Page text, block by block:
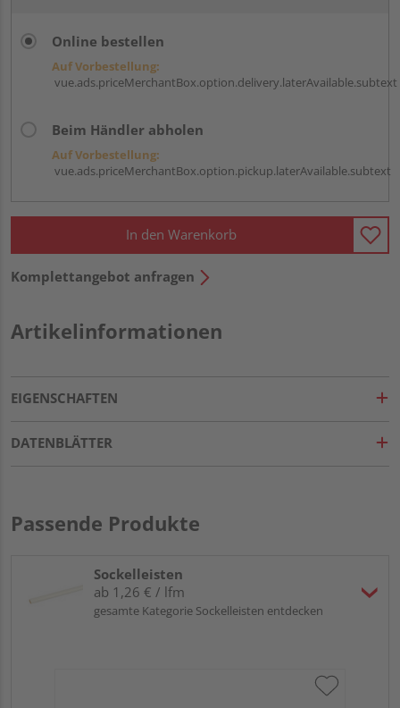
Online bestellen
Auf Vorbestellung:
vue.ads.priceMerchantBox.option.delivery.laterAvailable.subtext
Beim Händler abholen
Auf Vorbestellung:
vue.ads.priceMerchantBox.option.pickup.laterAvailable.subtext
In den Warenkorb
Komplettangebot anfragen
Artikelinformationen
EIGENSCHAFTEN
DATENBLÄTTER
Passende Produkte
Sockelleisten
ab 1,26 € / lfm
gesamte Kategorie Sockelleisten entdecken